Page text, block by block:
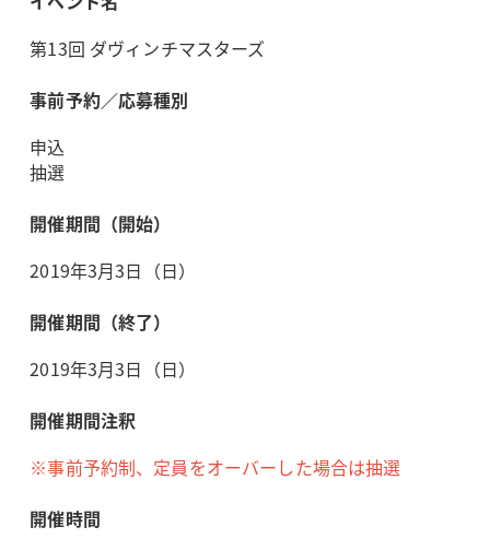
第13回 ダヴィンチマスターズ
事前予約／応募種別
申込
抽選
開催期間（開始）
2019年3月3日（日）
開催期間（終了）
2019年3月3日（日）
開催期間注釈
※事前予約制、定員をオーバーした場合は抽選
開催時間